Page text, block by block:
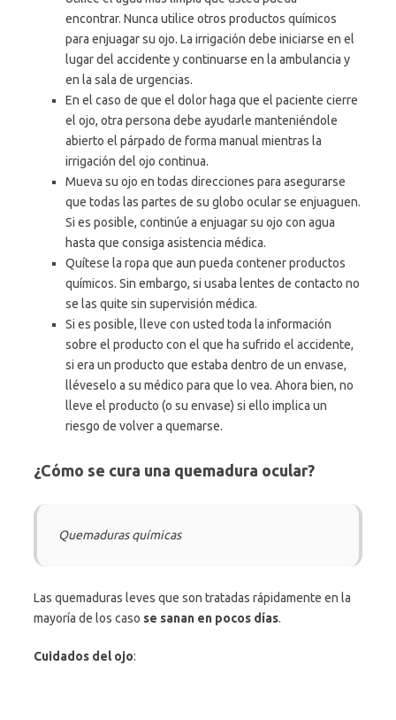
encontrar. Nunca utilice otros productos químicos
para enjuagar su ojo. La irrigación debe iniciarse en el
lugar del accidente y continuarse en la ambulancia y
en la sala de urgencias.
En el caso de que el dolor haga que el paciente cierre
el ojo, otra persona debe ayudarle manteniéndole
abierto el párpado de forma manual mientras la
irrigación del ojo continua.
Mueva su ojo en todas direcciones para asegurarse
que todas las partes de su globo ocular se enjuaguen.
Si es posible, continúe a enjuagar su ojo con agua
hasta que consiga asistencia médica.
Quítese la ropa que aun pueda contener productos
químicos. Sin embargo, si usaba lentes de contacto no
se las quite sin supervisión médica.
Si es posible, lleve con usted toda la información
sobre el producto con el que ha sufrido el accidente,
si era un producto que estaba dentro de un envase,
lléveselo a su médico para que lo vea. Ahora bien, no
lleve el producto (o su envase) si ello implica un
riesgo de volver a quemarse.
¿Cómo se cura una quemadura ocular?
Quemaduras químicas
Las quemaduras leves que son tratadas rápidamente en la
mayoría de los caso se sanan en pocos días.
Cuidados del ojo: